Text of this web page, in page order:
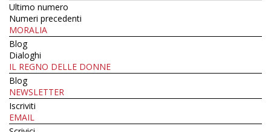
Ultimo numero
Numeri precedenti
MORALIA
Blog
Dialoghi
IL REGNO DELLE DONNE
Blog
NEWSLETTER
Iscriviti
EMAIL